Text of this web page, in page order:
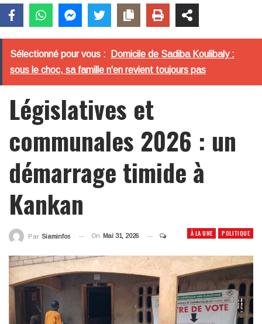
Sélectionné pour vous :
Domicile de Sadiba Koulibaly :
sous le choc, sa famille n'en revient toujours pas
Législatives et
communales 2026 : un
démarrage timide à
Kankan
À LA UNE POLITIQUE
Par Siaminfos On Mai 31, 2026